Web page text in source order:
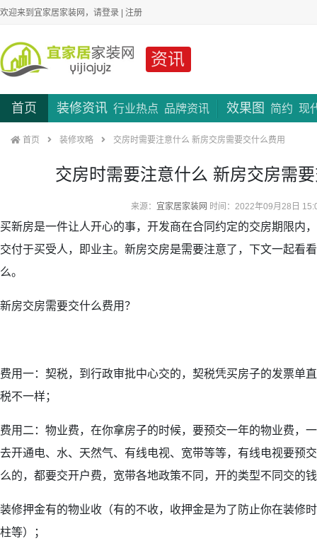
欢迎来到宜家居家装网，请登录 | 注册
资讯
首页 装修资讯 行业热点 品牌资讯 效果图 简约 现
首页 装修攻略 交房时需要注意什么 新房交房需要交什么费用
交房时需要注意什么 新房交房需
来源： 宜家居家装网 时间：2022年09月28日
买新房是一件让人开心的事，开发商在合同约定的交房期限内
交付于买受人，即业主。新房交房是需要注意了，下文一起看
么。
新房交房需要交什么费用？
费用一：契税，到行政审批中心交的，契税凭买房子的发票单
税不一样；
费用二：物业费，在你拿房子的时候，要预交一年的物业费，
去开通电、水、天然气、有线电视、宽带等等，有线电视要预
么的，都要交开户费，宽带各地政策不同，开的类型不同交的
装修押金有的物业收（有的不收，收押金是为了防止你在装修
柱等）；